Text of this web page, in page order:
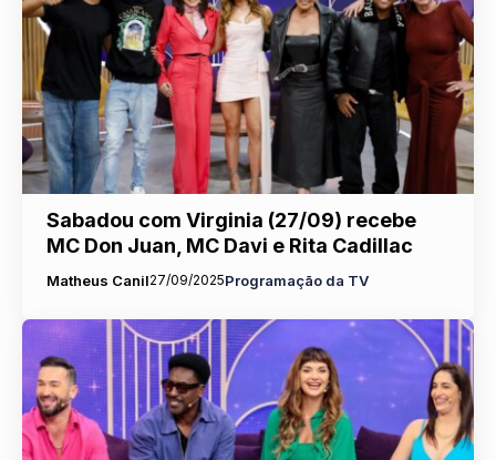
Sabadou com Virginia (27/09) recebe
MC Don Juan, MC Davi e Rita Cadillac
Matheus Canil27/09/2025Programação da TV